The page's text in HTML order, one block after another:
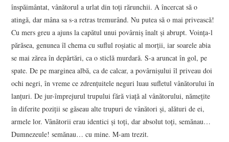
înspăimântat, vânătorul a urlat din toți rărunchii. A încercat să o
atingă, dar mâna sa s-a retras tremurând. Nu putea să o mai privească!
Cu mers greu a ajuns la capătul unui povârniș înalt și abrupt. Voința-l
părăsea, genunea îl chema cu suflul roșiatic al morții, iar soarele abia
se mai zărea în depărtări, ca o sticlă murdară. S-a aruncat în gol, pe
spate. De pe marginea albă, ca de calcar, a povârnișului îl priveau doi
ochi negri, în vreme ce zdrențuitele neguri luau sufletul vânătorului în
lanțuri. De jur-împrejurul trupului fără viață al vânătorului, nămețite
în diferite poziții se găseau alte trupuri de vânători și, alături de ei,
armele lor. Vânătorii erau identici și toți, dar absolut toți, semănau…
Dumnezeule! semănau… cu mine. M-am trezit.